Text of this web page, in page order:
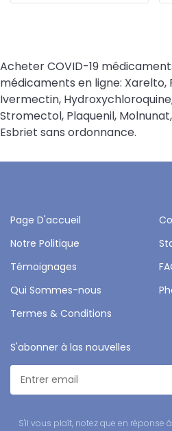
Acheter COVID-19
médicaments en ligne: Xarelto,
Ivermectin,
Stromectol, Plaquenil,
Esbriet sans ordonnance.
Page D'accueil
Notre Politique
Témoignages
Qui Sommes-nous
Termes & Conditions
S'abonner à las nouvelles
S'il vous plaît, notez que en réponse